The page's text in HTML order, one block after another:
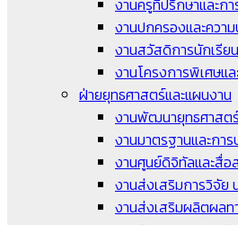
งานครูที่ปรึกษาและกา
งานปกครองและควา
งานสวัสดิการนักเรีย
งานโครงการพิเศษแ
ฝ่ายยุทธศาสตร์และแผนงาน
งานพัฒนายุทธศาสต
งานมาตรฐานและก
งานศูนย์ดิจิทัลและสื่อ
งานส่งเสริมการวิจัย
งานส่งเสริมผลิตผลท